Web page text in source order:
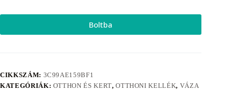
Boltba
CIKKSZÁM: 3C99AE159BF1
KATEGÓRIÁK: OTTHON ÉS KERT,OTTHONI KELLÉK, VÁZA